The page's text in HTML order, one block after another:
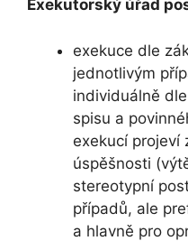
Exekutorský úřad
exekuce dle
jednotlivým
individuálně
spisu a
exekucí projeví
úspěšnosti
stereotypní
případů, ale
a hlavně pro